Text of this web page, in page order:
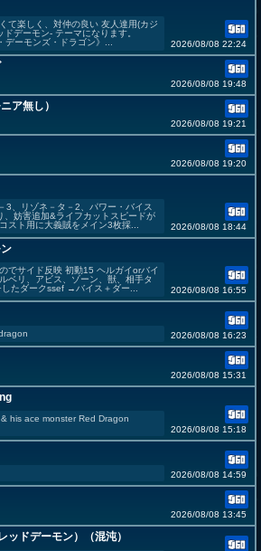
て楽しく、対仲の良い 友人達用(カジ
デーモン- テーマになります。
デーモンズ・ドラゴン》...
2026/08/08 22:24
2026/08/08 19:48
ア無し）
2026/08/08 19:21
2026/08/08 19:20
3、リゾネ－タ－2、パワー・バイス
妨害追加&ライフカットスピードが
スト用に大義賊をメイン3枚採...
2026/08/08 18:44
でサイド反映 初動15 ヘルガイorバイ
ベリ、アビス、ゾーン、獣、相手タ
したダークssef →バイス＋ダー...
2026/08/08 16:55
2026/08/08 16:23
2026/08/08 15:31
his ace monster Red Dragon
2026/08/08 15:18
2026/08/08 14:59
2026/08/08 13:45
ッドデーモン）（混沌）